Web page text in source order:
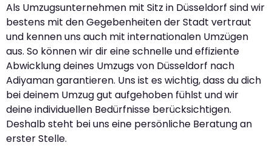
Als Umzugsunternehmen mit Sitz in Düsseldorf sind wir
bestens mit den Gegebenheiten der Stadt vertraut
und kennen uns auch mit internationalen Umzügen
aus. So können wir dir eine schnelle und effiziente
Abwicklung deines Umzugs von Düsseldorf nach
Adiyaman garantieren. Uns ist es wichtig, dass du dich
bei deinem Umzug gut aufgehoben fühlst und wir
deine individuellen Bedürfnisse berücksichtigen.
Deshalb steht bei uns eine persönliche Beratung an
erster Stelle.